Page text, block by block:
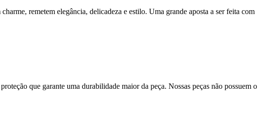
remetem elegância, delicadeza e estilo. Uma grande aposta a ser feita com
que garante uma durabilidade maior da peça. Nossas peças não possuem o